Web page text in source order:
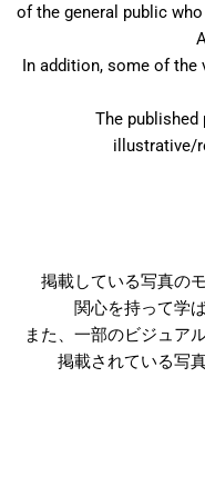
of the general public
In addition, some of the
The
illustrative/
掲載している写真の
関心を持って学
また、一部のビジュア
掲載されている写